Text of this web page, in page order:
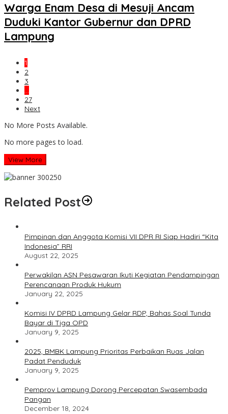
Warga Enam Desa di Mesuji Ancam
Duduki Kantor Gubernur dan DPRD
Lampung
1
2
3
…
27
Next
No More Posts Available.
No more pages to load.
View More
Related Post
Pimpinan dan Anggota Komisi VII DPR RI Siap Hadiri “Kita
Indonesia” RRI
August 22, 2025
Perwakilan ASN Pesawaran Ikuti Kegiatan Pendampingan
Perencanaan Produk Hukum
January 22, 2025
Komisi IV DPRD Lampung Gelar RDP, Bahas Soal Tunda
Bayar di Tiga OPD
January 9, 2025
2025, BMBK Lampung Prioritas Perbaikan Ruas Jalan
Padat Penduduk
January 9, 2025
Pemprov Lampung Dorong Percepatan Swasembada
Pangan
December 18, 2024